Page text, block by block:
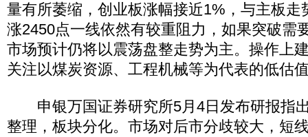
量有所萎缩，创业板涨幅接近1%，与主板走
涨2450点一线依然有较重阻力，如果突破需
市场预计仍将以震荡盘整走势为主。操作上
关注以煤炭资源、工程机械等为代表的低估
申银万国证券研究所5月4日发布研报指
整理，板块分化。市场对后市分歧较大，短